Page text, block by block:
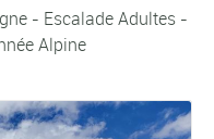
- Escalade Adultes -
Alpine